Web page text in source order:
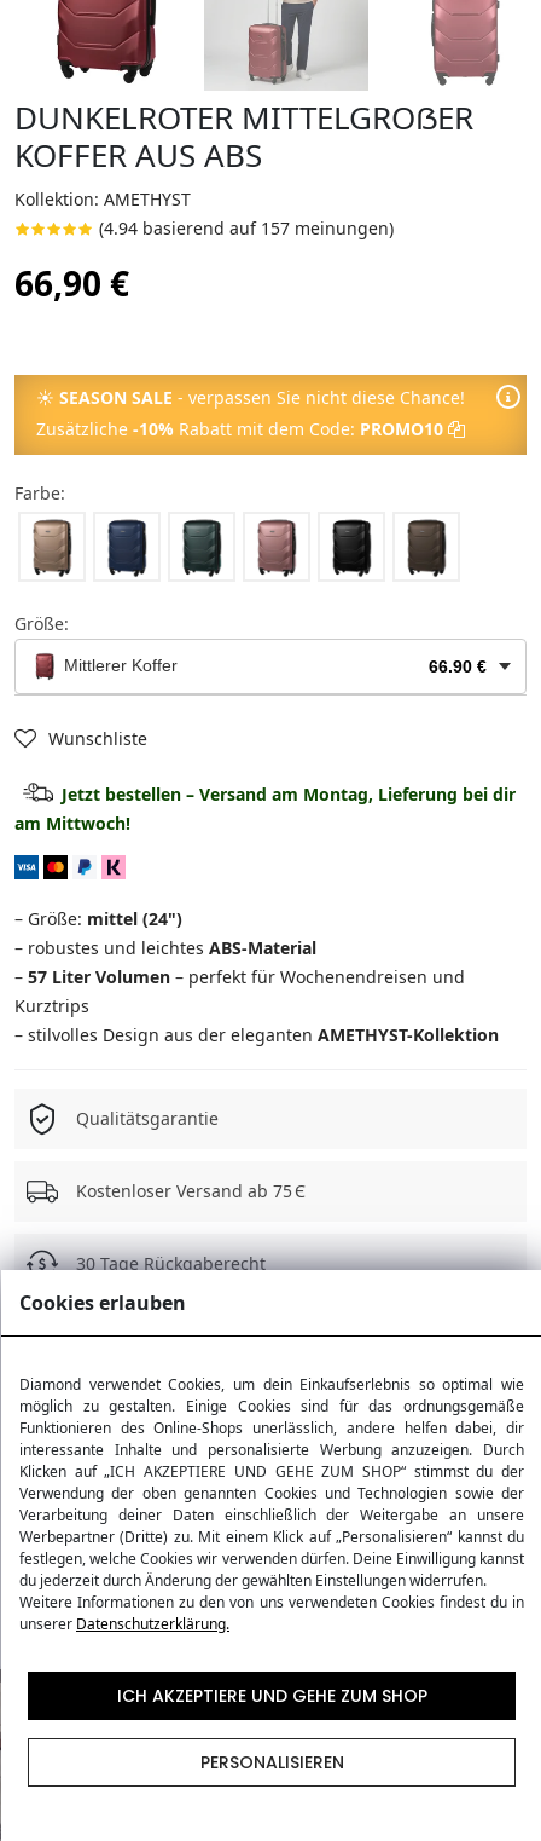
DUNKELROTER MITTELGROẞER
KOFFER AUS ABS
Kollektion: AMETHYST
(4.94 basierend auf 157 meinungen)
66,90 €
☀ SEASON SALE - verpassen Sie nicht diese Chance!
Zusätzliche -10% Rabatt mit dem Code: PROMO10
Farbe:
Größe:
Mittlerer Koffer 66.90 €
Mittlerer Koffer
Großer Koffer
Set: Mittel + Kosmetikkoffer
Set: Groß + Kosmetikkoffer
3-in-1 Set ausverkauft
Wunschliste
Jetzt bestellen – Versand am Montag, Lieferung bei dir
am Mittwoch!
– Größe: mittel (24")
– robustes und leichtes ABS-Material
– 57 Liter Volumen – perfekt für Wochenendreisen und
Kurztrips
– stilvolles Design aus der eleganten AMETHYST-Kollektion
Qualitätsgarantie
Kostenloser Versand ab 75 Є
30 Tage Rückgaberecht
Produktdetails
Bewertungen
Versandmethoden
Vorgaben der Fluggesellschaften
Cookies erlauben
Diamond verwendet Cookies, um dein Einkaufserlebnis so optimal wie
möglich zu gestalten. Einige Cookies sind für das ordnungsgemäße
Funktionieren des Online-Shops unerlässlich, andere helfen dabei, dir
interessante Inhalte und personalisierte Werbung anzuzeigen. Durch
Klicken auf „ICH AKZEPTIERE UND GEHE ZUM SHOP“ stimmst du der
Verwendung der oben genannten Cookies und Technologien sowie der
Verarbeitung deiner Daten einschließlich der Weitergabe an unsere
Werbepartner (Dritte) zu. Mit einem Klick auf „Personalisieren“ kannst du
festlegen, welche Cookies wir verwenden dürfen. Deine Einwilligung kannst
du jederzeit durch Änderung der gewählten Einstellungen widerrufen.
Weitere Informationen zu den von uns verwendeten Cookies findest du in
unserer Datenschutzerklärung.
ICH AKZEPTIERE UND GEHE ZUM SHOP
PERSONALISIEREN